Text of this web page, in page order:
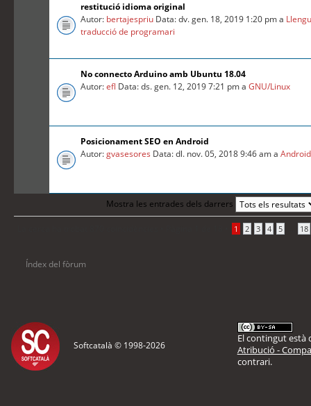
restitució idioma original
Autor: bertajespriu Data: dv. gen. 18, 2019 1:20 pm a
traducció de programari
No connecto Arduino amb Ubuntu 18.04
Autor:efl Data: ds. gen. 12, 2019 7:21 pm aGNU/Linux
Posicionament SEO en Android
Autor:gvasesores Data: dl. nov. 05, 2018 9:46 am aAndroid
Mostra les entrades dels darrers
1 2 3 4 5 18
Índex del fòrum
Softcatalà © 1998-2026
El contingut està
Atribució -
contrari.